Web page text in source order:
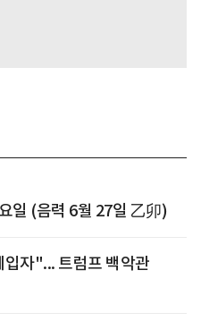
일 (음력 6월 27일 乙卯)
자"... 트럼프 백악관